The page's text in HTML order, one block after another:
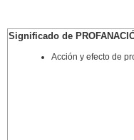
Significado de
Acción y efecto de